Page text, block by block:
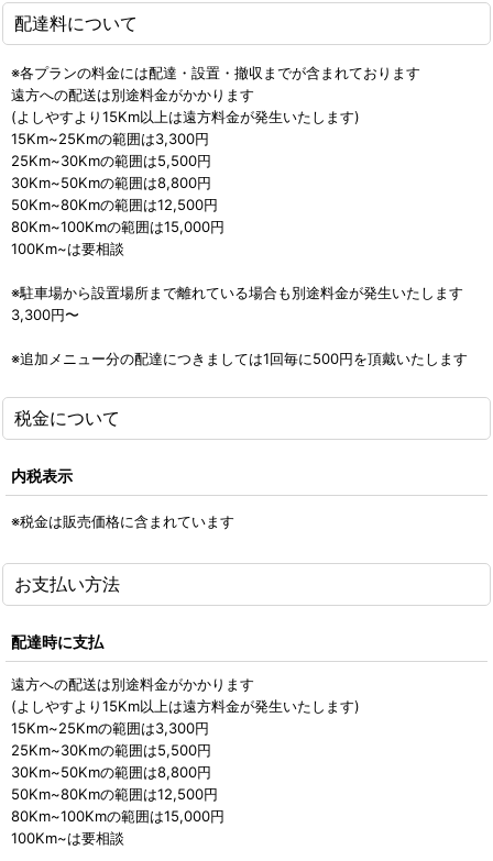
配達料について
※各プランの料金には配達・設置・撤収までが含まれております
遠方への配送は別途料金がかかります
(よしやすより15Km以上は遠方料金が発生いたします)
15Km~25Kmの範囲は3,300円
25Km~30Kmの範囲は5,500円
30Km~50Kmの範囲は8,800円
50Km~80Kmの範囲は12,500円
80Km~100Kmの範囲は15,000円
100Km~は要相談
※駐車場から設置場所まで離れている場合も別途料金が発生いたします
3,300円〜
※追加メニュー分の配達につきましては1回毎に500円を頂戴いたします
税金について
内税表示
※税金は販売価格に含まれています
お支払い方法
配達時に支払
遠方への配送は別途料金がかかります
(よしやすより15Km以上は遠方料金が発生いたします)
15Km~25Kmの範囲は3,300円
25Km~30Kmの範囲は5,500円
30Km~50Kmの範囲は8,800円
50Km~80Kmの範囲は12,500円
80Km~100Kmの範囲は15,000円
100Km~は要相談